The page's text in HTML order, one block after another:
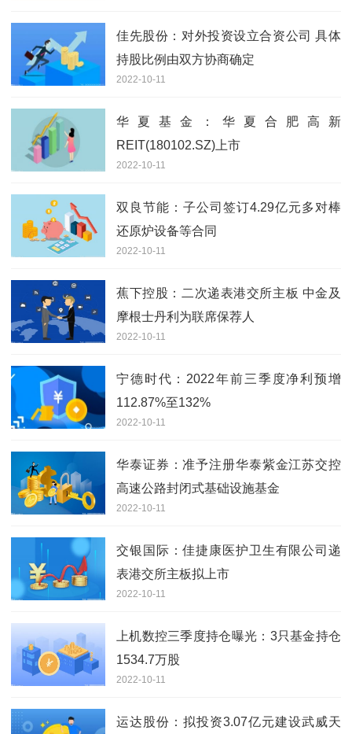
佳先股份：对外投资设立合资公司 具体
持股比例由双方协商确定
2022-10-11
华夏基金：华夏合肥高新
REIT(180102.SZ)上市
2022-10-11
双良节能：子公司签订4.29亿元多对棒
还原炉设备等合同
2022-10-11
蕉下控股：二次递表港交所主板 中金及
摩根士丹利为联席保荐人
2022-10-11
宁德时代：2022年前三季度净利预增
112.87%至132%
2022-10-11
华泰证券：准予注册华泰紫金江苏交控
高速公路封闭式基础设施基金
2022-10-11
交银国际：佳捷康医护卫生有限公司递
表港交所主板拟上市
2022-10-11
上机数控三季度持仓曝光：3只基金持仓
1534.7万股
2022-10-11
运达股份：拟投资3.07亿元建设武威天